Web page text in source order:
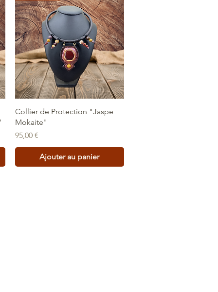
Aperçu rapide
Collier de Protection "Jaspe
Mokaite"
Prix
95,00 €
Ajouter au panier